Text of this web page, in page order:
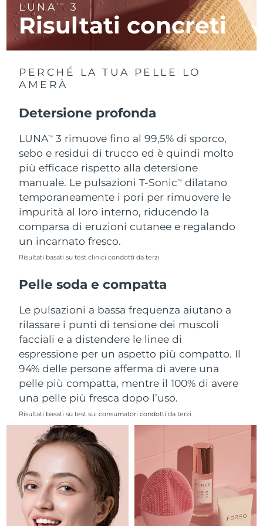
LUNATM 3
Risultati concreti
PERCHÉ LA TUA PELLE LO
AMERÀ
Detersione profonda
LUNATM
3 rimuove fino al 99,5% di sporco,
sebo e residui di trucco ed è quindi molto
più efficace rispetto alla detersione
manuale. Le pulsazioni T-SonicTM
dilatano
temporaneamente i pori per rimuovere le
impurità al loro interno, riducendo la
comparsa di eruzioni cutanee e regalando
un incarnato fresco.
Risultati basati su test clinici condotti da terzi
Pelle soda e compatta
Le pulsazioni a bassa frequenza aiutano a
rilassare i punti di tensione dei muscoli
facciali e a distendere le linee di
espressione per un aspetto più compatto. Il
94% delle persone afferma di avere una
pelle più compatta, mentre il 100% di avere
una pelle più fresca dopo l’uso.
Risultati basati su test sui consumatori condotti da terzi
RAS di Macao Consegna stimata11/08/2026
Malaysia
Malta
Messico Consegna stimata
Monaco Consegna stimata10/08/2026
Paesi Bassi Consegna stimata
Nuova Zelanda Consegna stimata 09/08/2026
Norvegia Consegna stimata
Oman
Portogallo Consegna stimata09/08/2026
Portorico Consegna stimata11/08/2026
Qatar Consegna stimata10/08/2026
Riunione Consegna stimata
Romania 09/08/2026
Russia Consegna stimata
Arabia Saudita Consegna stimata10/08/2026
Singapore Consegna stimata 11/08/2026